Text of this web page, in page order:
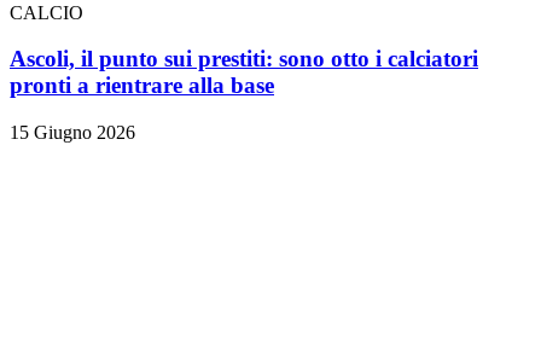
CALCIO
Ascoli, il punto sui prestiti: sono otto i calciatori
pronti a rientrare alla base
15 Giugno 2026